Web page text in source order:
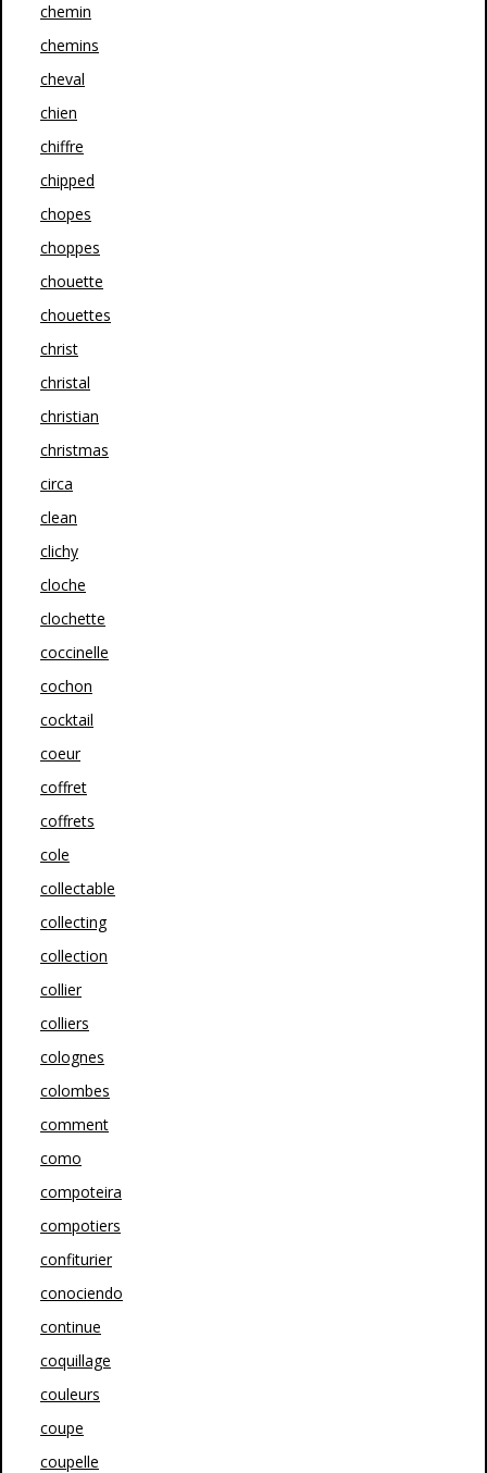
chemin
chemins
cheval
chien
chiffre
chipped
chopes
choppes
chouette
chouettes
christ
christal
christian
christmas
circa
clean
clichy
cloche
clochette
coccinelle
cochon
cocktail
coeur
coffret
coffrets
cole
collectable
collecting
collection
collier
colliers
colognes
colombes
comment
como
compoteira
compotiers
confiturier
conociendo
continue
coquillage
couleurs
coupe
coupelle